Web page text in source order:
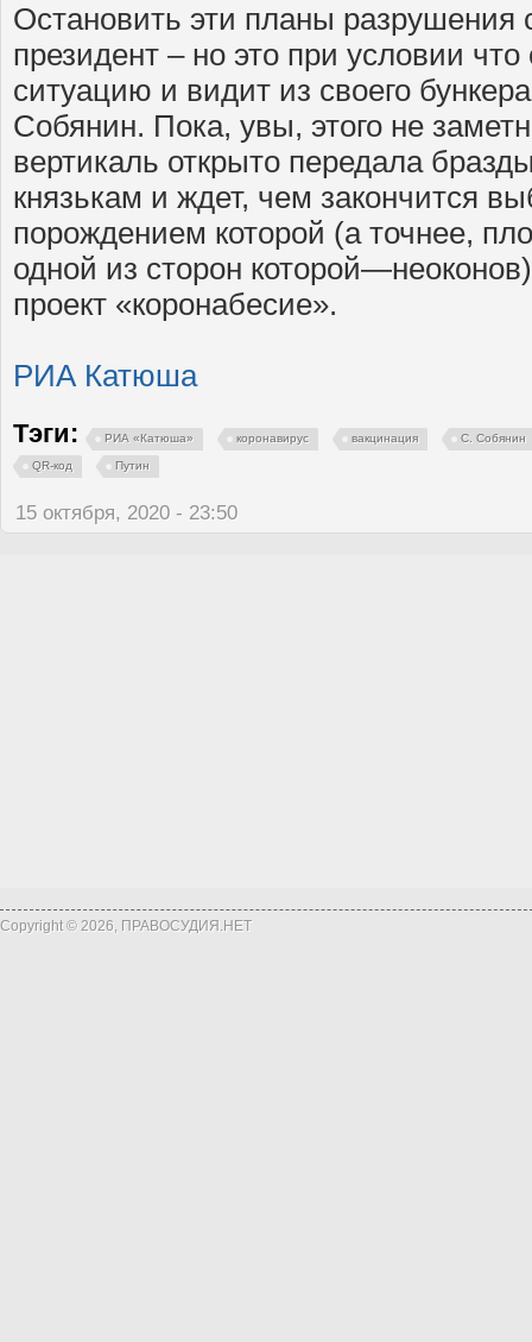
Остановить эти планы разрушения
президент – но это при условии что
ситуацию и видит из своего
Собянин. Пока, увы, этого не
вертикаль открыто передала
князькам и ждет, чем закончится
порождением которой (а точнее,
одной из сторон
проект «коронабесие».
РИА Катюша
Тэги: РИА «Катюша» коронавирус вакцинация С. Собянин
QR-код Путин
15 октября, 2020 - 23:50
Copyright © 2026, ПРАВОСУДИЯ.НЕТ